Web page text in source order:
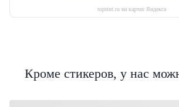
toprint.ru на картах Яндекса
Кроме стикеров, у нас